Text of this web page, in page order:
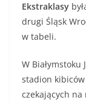
Ekstraklasy
drugi Śląsk
w tabeli.
W Białymstoku
stadion
czekających